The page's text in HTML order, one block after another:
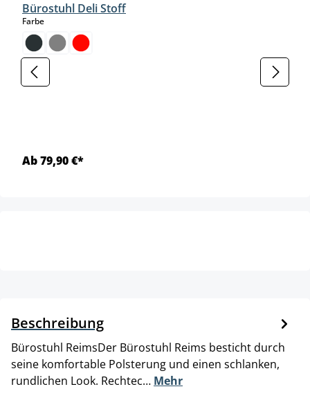
Bürostuhl Deli Stoff
Farbeauswählen
Ab 79,90 €*
Beschreibung
Bürostuhl ReimsDer Bürostuhl Reims besticht durch
seine komfortable Polsterung und einen schlanken,
rundlichen Look. Rechtec… Mehr